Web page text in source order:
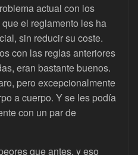
actual con los
el reglamento les ha
sin reducir su coste.
con las reglas anteriores
eran bastante buenos.
pero excepcionalmente
a cuerpo. Y se les podía
con un par de
que antes, y eso